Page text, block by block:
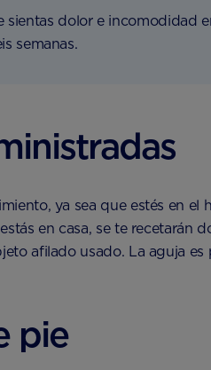
sientas dolor e incomodidad
semanas.
ya sea que estés en
en casa, se te
afilado usado. La aguja
pie